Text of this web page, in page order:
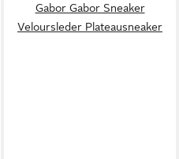
Gabor Gabor Sneaker
Veloursleder Plateausneaker